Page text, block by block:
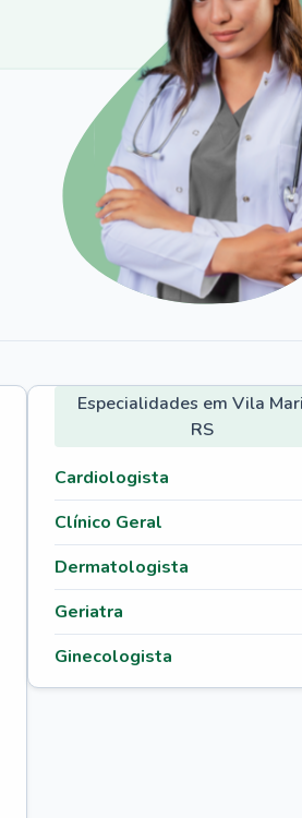
Especialidades em Vila
RS
Cardiologista
Clínico Geral
Dermatologista
Geriatra
Ginecologista